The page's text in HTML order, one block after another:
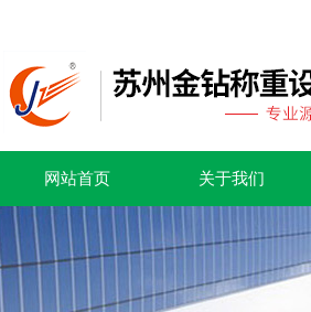
网站首页 关于我们